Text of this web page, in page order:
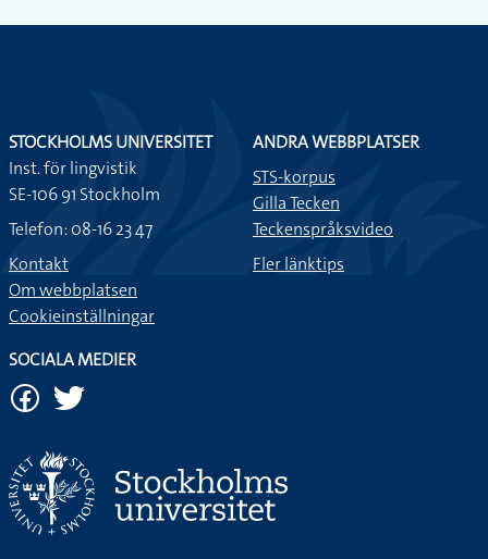
STOCKHOLMS UNIVERSITET
Inst. för lingvistik
SE-106 91 Stockholm
Telefon: 08-16 23 47
Kontakt
Om webbplatsen
Cookieinställningar
ANDRA WEBBPLATSER
STS-korpus
Gilla Tecken
Teckenspråksvideo
Fler länktips
SOCIALA MEDIER